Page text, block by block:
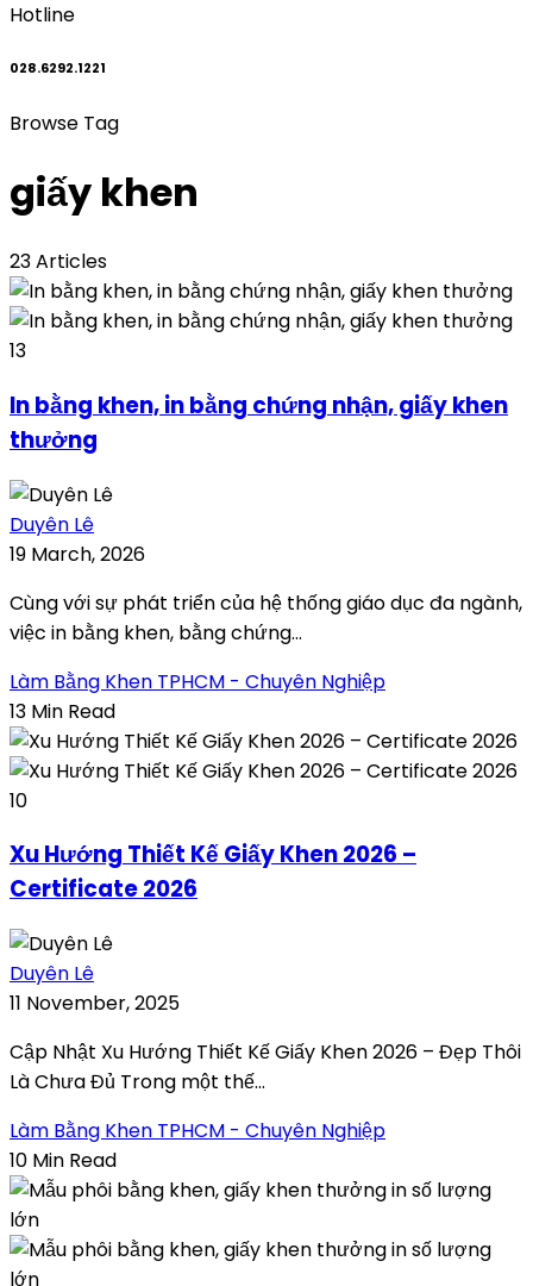
Hotline
028.6292.1221
Browse Tag
giấy khen
23 Articles
13
In bằng khen, in bằng chứng nhận, giấy khen
thưởng
Duyên Lê
19 March, 2026
Cùng với sự phát triển của hệ thống giáo dục đa ngành,
việc in bằng khen, bằng chứng...
Làm Bằng Khen TPHCM - Chuyên Nghiệp
13 Min Read
10
Xu Hướng Thiết Kế Giấy Khen 2026 –
Certificate 2026
Duyên Lê
11 November, 2025
Cập Nhật Xu Hướng Thiết Kế Giấy Khen 2026 – Đẹp Thôi
Là Chưa Đủ Trong một thế...
Làm Bằng Khen TPHCM - Chuyên Nghiệp
10 Min Read